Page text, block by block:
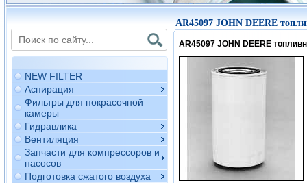
NEW FILTER
Аспирация
Фильтры для покрасочной
камеры
Гидравлика
Вентиляция
Запчасти для компрессоров и
насосов
Подготовка сжатого воздуха
AR45097 JOHN DEERE
AR45097 JOHN DEERE